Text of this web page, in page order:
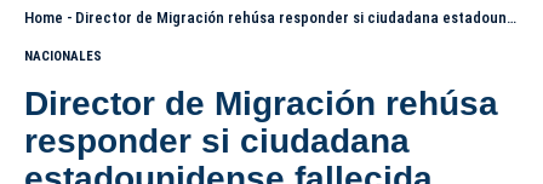
Home - Director de Migración rehúsa responder si ciudadana estadounidense fallecida estaba recluida con hombres
NACIONALES
Director de Migración rehúsa
responder si ciudadana